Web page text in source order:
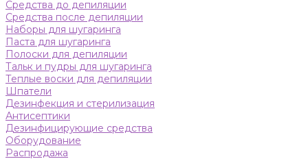
Средства до депиляции
Средства после депиляции
Наборы для шугаринга
Паста для шугаринга
Полоски для депиляции
Тальк и пудры для шугаринга
Теплые воски для депиляции
Шпатели
Дезинфекция и стерилизация
Антисептики
Дезинфицирующие средства
Оборудование
Распродажа